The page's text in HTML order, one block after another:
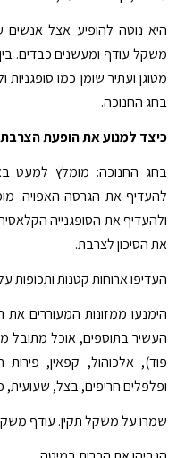
היא נוטה להופיע אצל אנשים
משקל עודף ומעשנים כבדים.
מטוגן ועתיר שומן כמו
בחג החנוכה.
כיצד למנוע את הופעת
בחג החנוכה: מומלץ למעט
להעדיף את הגרסה האפויה.
ולהעדיף את הסופגנייה
את הסיכון לצרבת.
העדיפו ארוחות קטנות ותכופות
הימנעו ממזונות המעוררים
העשיר בתוספים, אוכל מתובל
פוד), אלכוהול, קפאין, פירות
ופלפלים חריפים, בצל, שעועית,
שמרו על משקל תקין. עודף